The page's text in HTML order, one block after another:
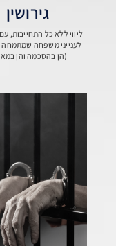
גירושין
ליווי ללא כל התחייבות,
לענייני משפחה שמתמחה
(הן בהסכמה והן